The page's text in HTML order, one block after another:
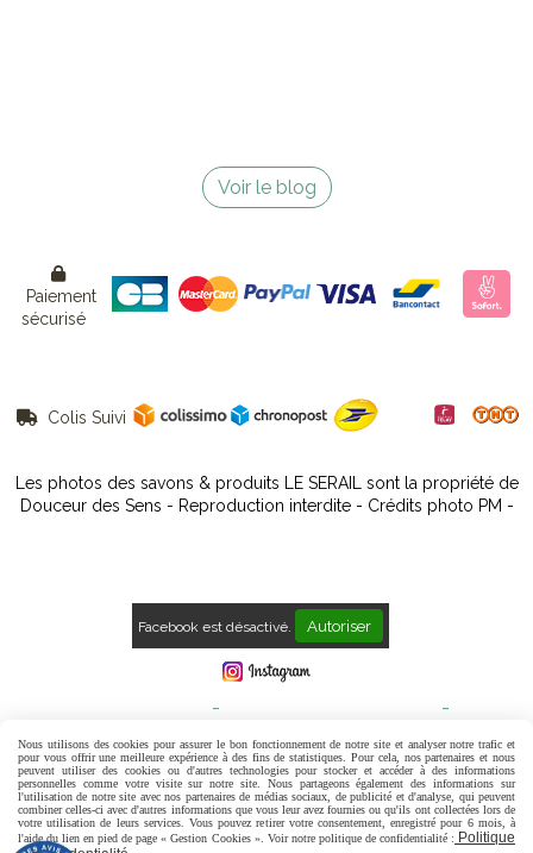
Voir le blog

Paiement
sécurisé
 Colis Suivi
Les photos des savons & produits LE SERAIL sont la propriété de
Douceur des Sens - Reproduction interdite - Crédits photo PM -
Facebook est désactivé. Autoriser
Politique de confidentialité Gestion cookies Mon Compte
Contact Avis Clients
Nous utilisons des cookies pour assurer le bon fonctionnement de notre site et analyser notre trafic et
pour vous offrir une meilleure expérience à des fins de statistiques. Pour cela, nos partenaires et nous
peuvent utiliser des cookies ou d'autres technologies pour stocker et accéder à des informations
personnelles comme votre visite sur notre site. Nous partageons également des informations sur
l'utilisation de notre site avec nos partenaires de médias sociaux, de publicité et d'analyse, qui peuvent
combiner celles-ci avec d'autres informations que vous leur avez fournies ou qu'ils ont collectées lors de
votre utilisation de leurs services. Vous pouvez retirer votre consentement, enregistré pour 6 mois, à
l'aide du lien en pied de page « Gestion Cookies ». Voir notre politique de confidentialité : Politique